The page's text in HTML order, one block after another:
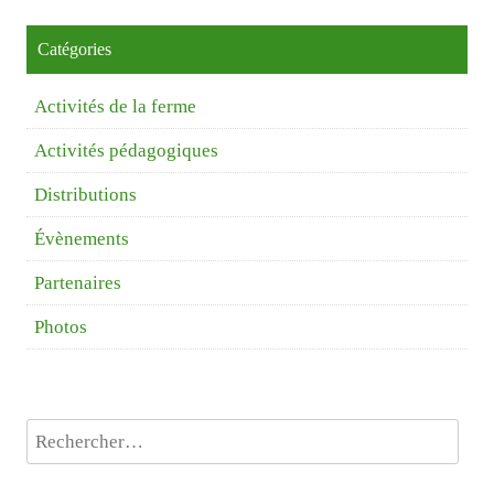
Catégories
Activités de la ferme
Activités pédagogiques
Distributions
Évènements
Partenaires
Photos
Rechercher :